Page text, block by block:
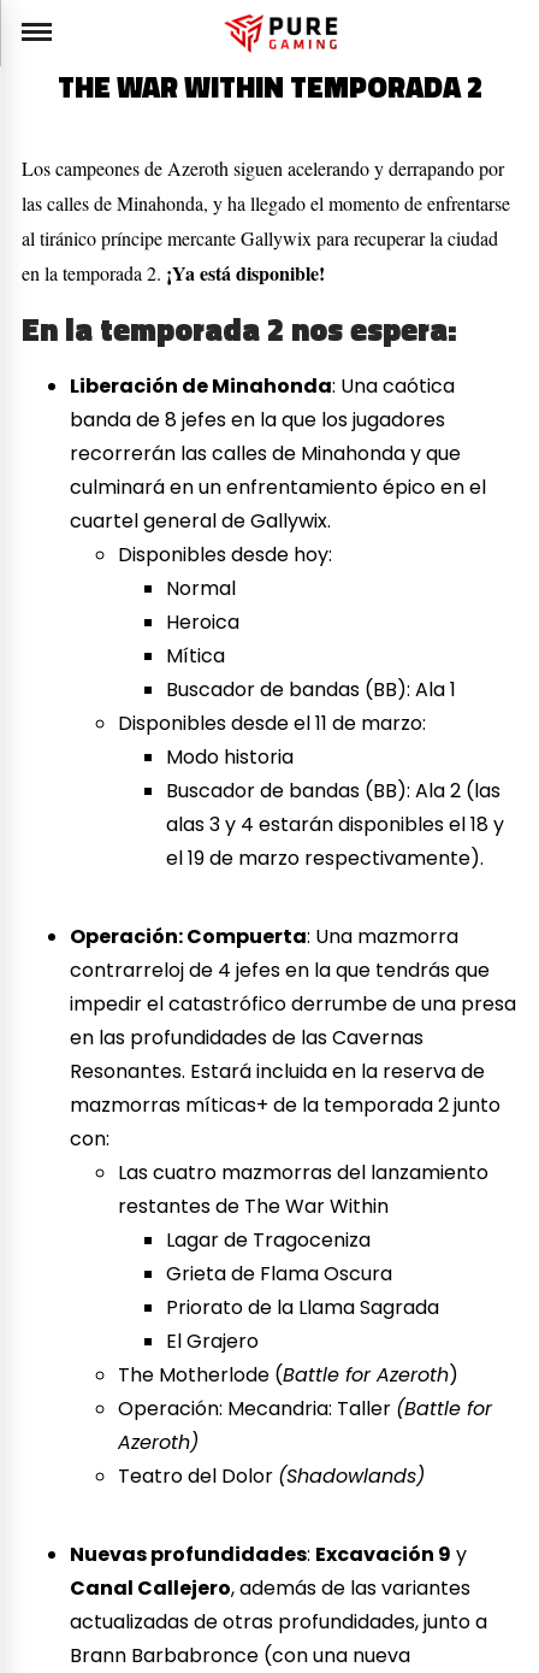
THE WAR WITHIN TEMPORADA 2
Los campeones de Azeroth siguen acelerando y derrapando por
las calles de Minahonda, y ha llegado el momento de enfrentarse
al tiránico príncipe mercante Gallywix para recuperar la ciudad
en la temporada 2. ¡Ya está disponible!
En la temporada 2 nos espera:
Liberación de Minahonda: Una caótica
banda de 8 jefes en la que los jugadores
recorrerán las calles de Minahonda y que
culminará en un enfrentamiento épico en el
cuartel general de Gallywix.
Disponibles desde hoy:
Normal
Heroica
Mítica
Buscador de bandas (BB): Ala 1
Disponibles desde el 11 de marzo:
Modo historia
Buscador de bandas (BB): Ala 2 (las
alas 3 y 4 estarán disponibles el 18 y
el 19 de marzo respectivamente).
Operación: Compuerta: Una mazmorra
contrarreloj de 4 jefes en la que tendrás que
impedir el catastrófico derrumbe de una presa
en las profundidades de las Cavernas
Resonantes. Estará incluida en la reserva de
mazmorras míticas+ de la temporada 2 junto
con:
Las cuatro mazmorras del lanzamiento
restantes de The War Within
Lagar de Tragoceniza
Grieta de Flama Oscura
Priorato de la Llama Sagrada
El Grajero
The Motherlode (Battle for Azeroth)
Operación: Mecandria: Taller (Battle for
Azeroth)
Teatro del Dolor (Shadowlands)
Nuevas profundidades: Excavación 9 y
Canal Callejero, además de las variantes
actualizadas de otras profundidades, junto a
Brann Barbabronce (con una nueva